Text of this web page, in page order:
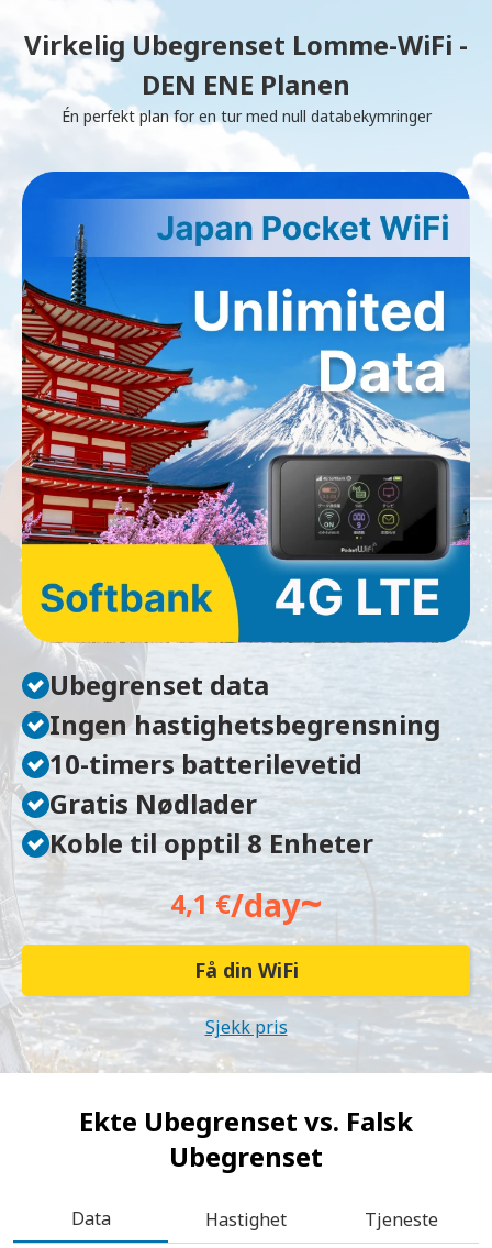
Virkelig Ubegrenset Lomme-WiFi -
DEN ENE Planen
Én perfekt plan for en tur med null databekymringer
Ubegrenset data
Ingen hastighetsbegrensning
10-timers batterilevetid
Gratis Nødlader
Koble til opptil 8 Enheter
4,1 €/day~
Få din WiFi
Sjekk pris
Ekte Ubegrenset vs. Falsk
Ubegrenset
Data Hastighet Tjeneste